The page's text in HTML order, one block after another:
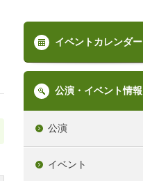
イベントカレンダー
公演・イベント情報
公演
イベント